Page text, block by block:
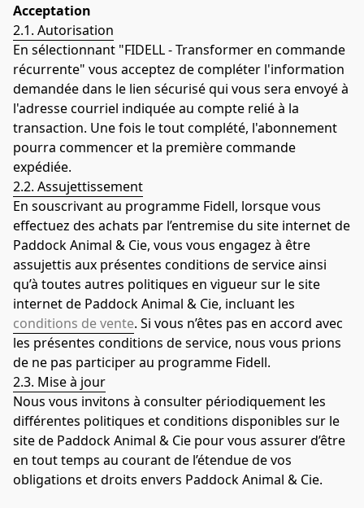
Acceptation
2.1. Autorisation
En sélectionnant "FIDELL - Transformer en commande
récurrente" vous acceptez de compléter l'information
demandée dans le lien sécurisé qui vous sera envoyé à
l'adresse courriel indiquée au compte relié à la
transaction. Une fois le tout complété, l'abonnement
pourra commencer et la première commande
expédiée.
2.2. Assujettissement
En souscrivant au programme Fidell, lorsque vous
effectuez des achats par l’entremise du site internet de
Paddock Animal & Cie, vous vous engagez à être
assujettis aux présentes conditions de service ainsi
qu’à toutes autres politiques en vigueur sur le site
conditions de vente. Si vous n’êtes pas en accord avec
les présentes conditions de service, nous vous prions
de ne pas participer au programme Fidell.
2.3. Mise à jour
Nous vous invitons à consulter périodiquement les
différentes politiques et conditions disponibles sur le
site de Paddock Animal & Cie pour vous assurer d’être
en tout temps au courant de l’étendue de vos
obligations et droits envers Paddock Animal & Cie.